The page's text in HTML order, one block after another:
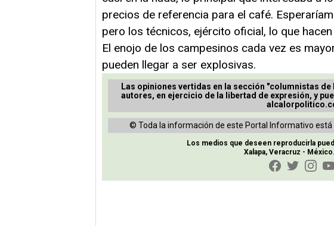
precios de referencia para el café.
pero los técnicos, ejército oficial, lo que
El enojo de los campesinos cada vez es
pueden llegar a ser explosivas.
Las opiniones vertidas en la sección "columnistas
autores, en ejercicio de la libertad de expresión, y
© Toda la información de este Portal Informativo
Los medios que deseen reproducirla
Xalapa, Veracruz -